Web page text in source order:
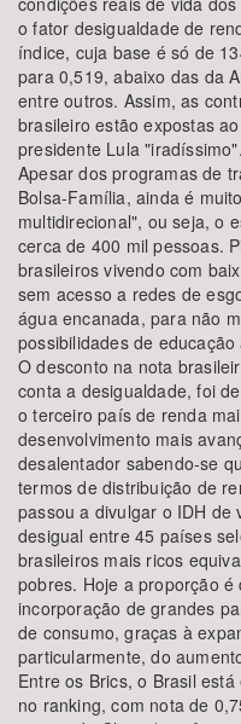
Área Protegida
o fator desigualdade de
índice, cuja base é só de
para 0,519, abaixo das da
entre outros. Assim, as
brasileiro estão expostas
presidente Lula "iradíssimo".
Apesar dos programas de
Bolsa-Família, ainda é
multidirecional", ou seja, o
cerca de 400 mil pessoas.
brasileiros vivendo com
sem acesso a redes de
água encanada, para não
possibilidades de educação
O desconto na nota
conta a desigualdade, foi
o terceiro país de renda
desenvolvimento mais
desalentador sabendo-se
termos de distribuição de
passou a divulgar o IDH
desigual entre 45 países
brasileiros mais ricos
pobres. Hoje a proporção
incorporação de grandes
de consumo, graças à
particularmente, do
Entre os Brics, o Brasil
no ranking, com nota de